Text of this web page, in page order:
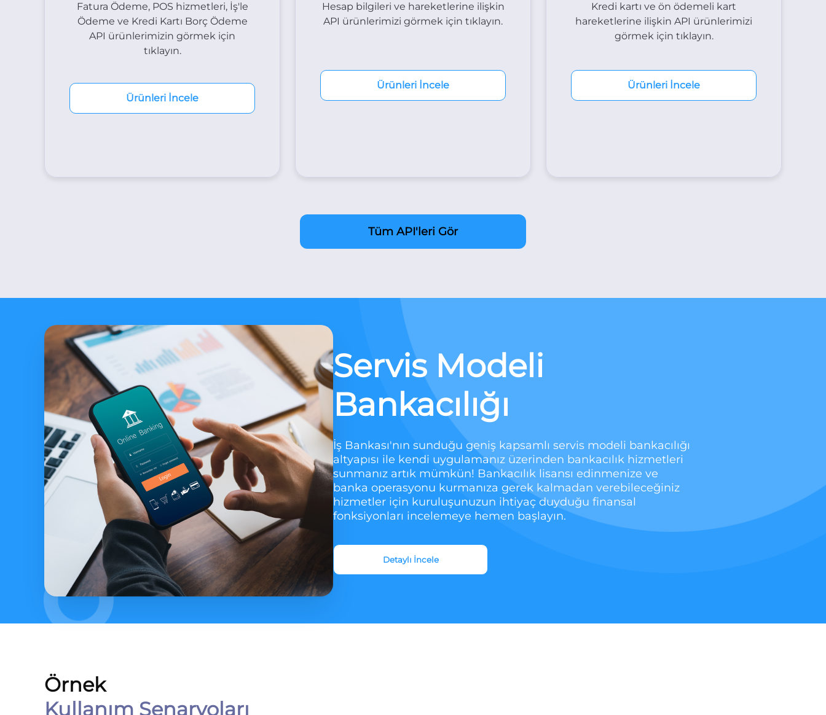
Fatura Ödeme, POS hizmetleri, İş'le
Ödeme ve Kredi Kartı Borç Ödeme
API ürünlerimizin görmek için
tıklayın.
Ürünleri İncele
Hesap bilgileri ve hareketlerine ilişkin
API ürünlerimizi görmek için tıklayın.
Ürünleri İncele
Kredi kartı ve ön ödemeli kart
hareketlerine ilişkin API ürünlerimizi
görmek için tıklayın.
Ürünleri İncele
Tüm API'leri Gör
Servis Modeli
Bankacılığı
İş Bankası'nın sunduğu geniş kapsamlı servis modeli bankacılığı
altyapısı ile kendi uygulamanız üzerinden bankacılık hizmetleri
sunmanız artık mümkün! Bankacılık lisansı edinmenize ve
banka operasyonu kurmanıza gerek kalmadan verebileceğiniz
hizmetler için kuruluşunuzun ihtiyaç duyduğu finansal
fonksiyonları incelemeye hemen başlayın.
Detaylı İncele
Örnek
Kullanım Senaryoları